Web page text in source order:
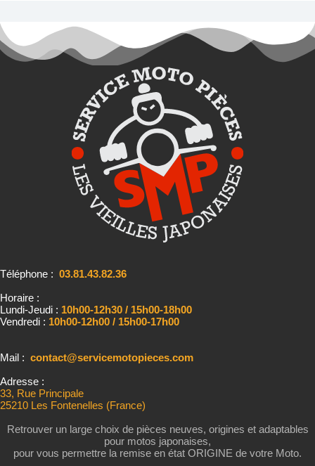
Téléphone : 03.81.43.82.36
Horaire :
Lundi-Jeudi : 10h00-12h30 / 15h00-18h00
Vendredi : 10h00-12h00 / 15h00-17h00
Mail : contact@servicemotopieces.com
Adresse :
33, Rue Principale
25210 Les Fontenelles (France)
Retrouver un large choix de pièces neuves, origines et adaptables
pour motos japonaises,
pour vous permettre la remise en état ORIGINE de votre Moto.